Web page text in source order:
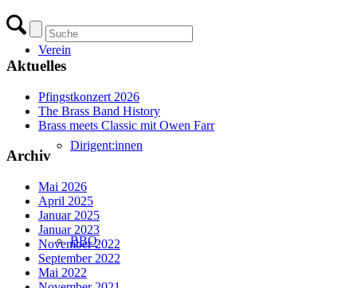
Verein
Dirigent:innen
BBO
Aktuelles
Pfingstkonzert 2026
The Brass Band History
Brass meets Classic mit Owen Farr
Archiv
Mai 2026
April 2025
Januar 2025
Januar 2023
November 2022
September 2022
Mai 2022